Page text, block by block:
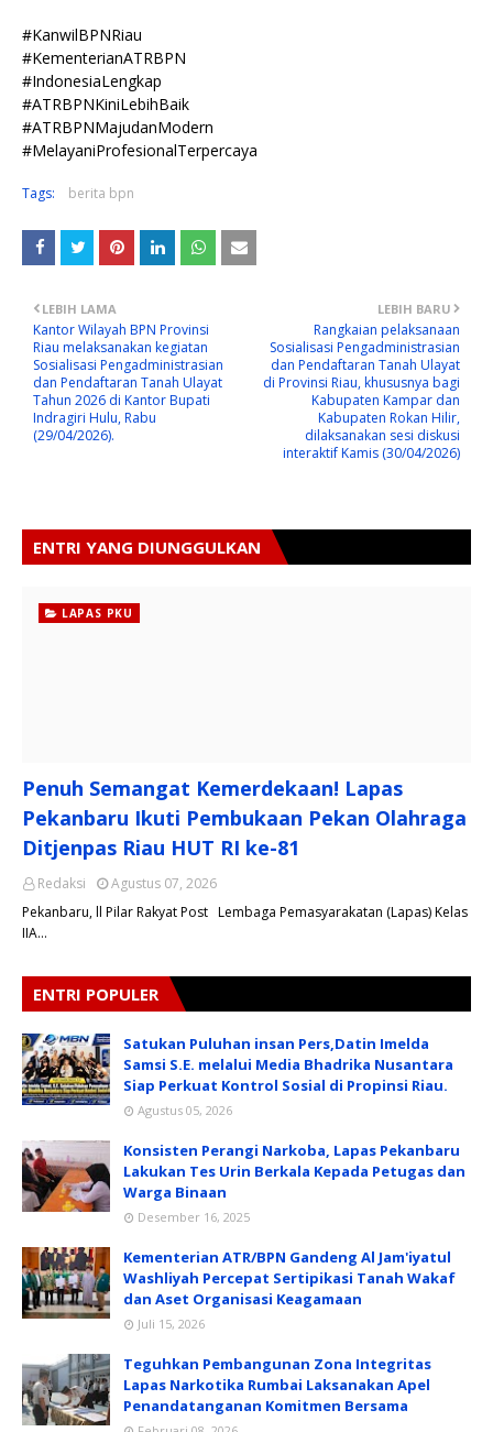
#KanwilBPNRiau
#KementerianATRBPN
#IndonesiaLengkap
#ATRBPNKiniLebihBaik
#ATRBPNMajudanModern
#MelayaniProfesionalTerpercaya
Tags: berita bpn
LEBIH BARU
Rangkaian pelaksanaan
Sosialisasi Pengadministrasian
dan Pendaftaran Tanah Ulayat
di Provinsi Riau, khususnya bagi
Kabupaten Kampar dan
Kabupaten Rokan Hilir,
dilaksanakan sesi diskusi
interaktif Kamis (30/04/2026)
LEBIH LAMA
Kantor Wilayah BPN Provinsi
Riau melaksanakan kegiatan
Sosialisasi Pengadministrasian
dan Pendaftaran Tanah Ulayat
Tahun 2026 di Kantor Bupati
Indragiri Hulu, Rabu
(29/04/2026).
ENTRI YANG DIUNGGULKAN
LAPAS PKU
Penuh Semangat Kemerdekaan! Lapas
Pekanbaru Ikuti Pembukaan Pekan Olahraga
Ditjenpas Riau HUT RI ke-81
Redaksi
Agustus 07, 2026
Pekanbaru, ll Pilar Rakyat Post Lembaga Pemasyarakatan (Lapas) Kelas
IIA…
ENTRI POPULER
Satukan Puluhan insan Pers,Datin Imelda
Samsi S.E. melalui Media Bhadrika Nusantara
Siap Perkuat Kontrol Sosial di Propinsi Riau.
Agustus 05, 2026
Konsisten Perangi Narkoba, Lapas Pekanbaru
Lakukan Tes Urin Berkala Kepada Petugas dan
Warga Binaan
Desember 16, 2025
Kementerian ATR/BPN Gandeng Al Jam'iyatul
Washliyah Percepat Sertipikasi Tanah Wakaf
dan Aset Organisasi Keagamaan
Juli 15, 2026
Teguhkan Pembangunan Zona Integritas
Lapas Narkotika Rumbai Laksanakan Apel
Penandatanganan Komitmen Bersama